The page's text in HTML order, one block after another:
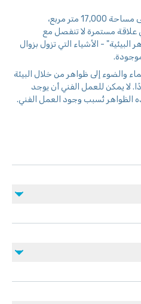
يمتد "تيم لاب فينومينا أبوظبي" على مساحة 17,000 متر مربع،
مستمرة لا تنفصل مع
- الأشياء التي تزول بزوال
موجودة.
والضوء إلى ظواهر من خلال البيئة
لا يمكن للعمل الفني أن يوجد
الظواهر تُسبب وجود العمل الفني.
داعمة، إذ لا يُسمح بارتداء
تتضمن بعض المعروضات